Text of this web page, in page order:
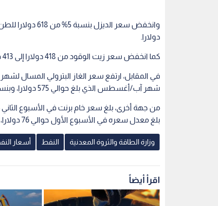
دولارا.
كما انخفض سعر زيت الوقود من 418 دولارا إلى 413 دولارا للطن الواحد، وبنسبة انخفاض بلغت 1%.
شهر آب/أغسطس الذي بلغ حوالي 575 دولارا، وبنسبة ارتفاع بلغت حوالي 4%.
بلغ معدل سعره في الأسبوع الأول حوالي 76 دولارا، بنسبة انخفاض بلغت حوالي 4%.
وزارة الطاقة والثروة المعدنية النفط أسعار
اقرأ أيضاً